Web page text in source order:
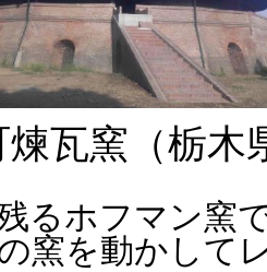
煉瓦窯（栃木
るホフマン窯
窯を動かして